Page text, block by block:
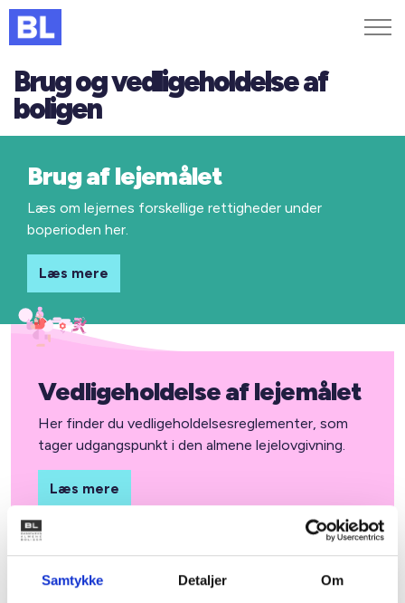
Samtykke Detaljer Om
Genveje
Find medarbejder
Jobportalen
Brug og vedligeholdelse af
boligen
Brug af lejemålet
Læs om lejernes forskellige rettigheder under
boperioden her.
Læs mere
Vedligeholdelse af lejemålet
Her finder du vedligeholdelsesreglementer, som
tager udgangspunkt i den almene lejelovgivning.
Læs mere